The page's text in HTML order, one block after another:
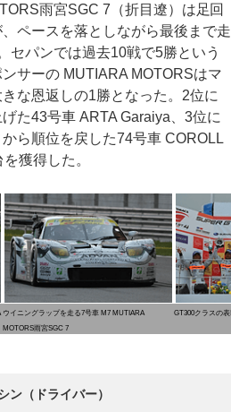
雨宮SGC 7（折目遼）は足回
ペースを落としながら最後まで走
セパンでは過去10戦で5勝という
サーの MUTIARA MOTORSはマ
な恩返しの1勝となった。2位に
た43号車 ARTA Garaiya、3位に
ら順位を戻した74号車 COROLL
獲得した。
ウイニングラップを走る7号車 M7 MUTIARA
MOTORS雨宮SGC 7
GT300クラスの
ン（ドライバー）